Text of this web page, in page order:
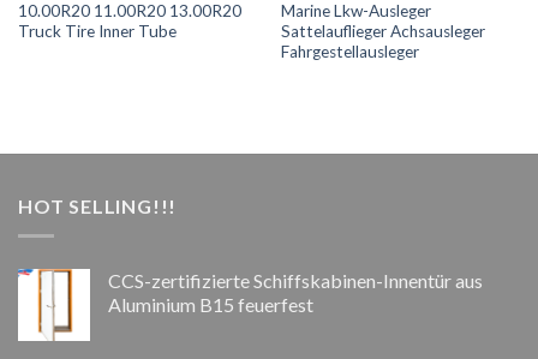
10.00R20 11.00R20 13.00R20
Truck Tire Inner Tube
Marine Lkw-Ausleger
Sattelauflieger Achsausleger
Fahrgestellausleger
HOT SELLING!!!
CCS-zertifizierte Schiffskabinen-Innentür aus
Aluminium B15 feuerfest